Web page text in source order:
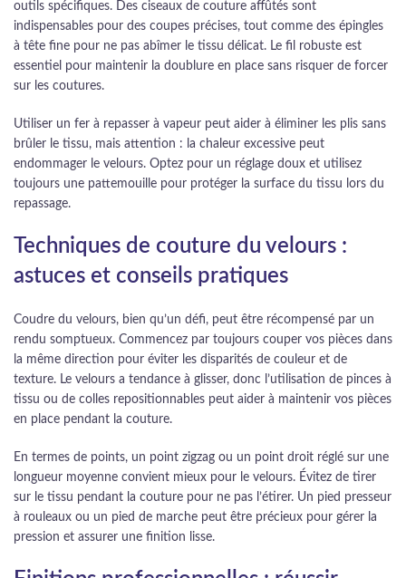
outils spécifiques. Des ciseaux de couture affûtés sont
indispensables pour des coupes précises, tout comme des épingles
à tête fine pour ne pas abîmer le tissu délicat. Le fil robuste est
essentiel pour maintenir la doublure en place sans risquer de forcer
sur les coutures.
Utiliser un fer à repasser à vapeur peut aider à éliminer les plis sans
brûler le tissu, mais attention : la chaleur excessive peut
endommager le velours. Optez pour un réglage doux et utilisez
toujours une pattemouille pour protéger la surface du tissu lors du
repassage.
Techniques de couture du velours :
astuces et conseils pratiques
Coudre du velours, bien qu’un défi, peut être récompensé par un
rendu somptueux. Commencez par toujours couper vos pièces dans
la même direction pour éviter les disparités de couleur et de
texture. Le velours a tendance à glisser, donc l’utilisation de pinces à
tissu ou de colles repositionnables peut aider à maintenir vos pièces
en place pendant la couture.
En termes de points, un point zigzag ou un point droit réglé sur une
longueur moyenne convient mieux pour le velours. Évitez de tirer
sur le tissu pendant la couture pour ne pas l’étirer. Un pied presseur
à rouleaux ou un pied de marche peut être précieux pour gérer la
pression et assurer une finition lisse.